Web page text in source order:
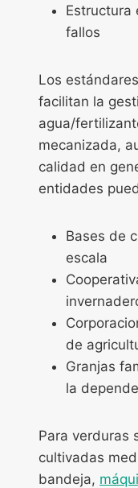
Estructura
fallos
Los
facilitan la
agua/
mecanizada,
calidad en
entidades
Bases de
escala
de
Granjas
la
Para verduras
cultivadas
bandeja,